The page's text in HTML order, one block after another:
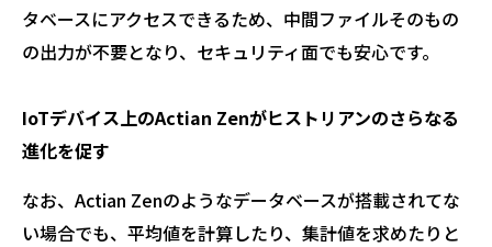
タベースにアクセスできるため、中間ファイルそのもの
の出力が不要となり、セキュリティ面でも安心です。
IoTデバイス上のActian Zenがヒストリアンのさらなる
進化を促す
なお、Actian Zenのようなデータベースが搭載されてな
い場合でも、平均値を計算したり、集計値を求めたりと